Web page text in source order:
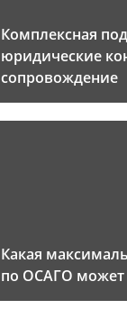
Комплексная
юридические
сопровождение
Какая
по ОСАГО может